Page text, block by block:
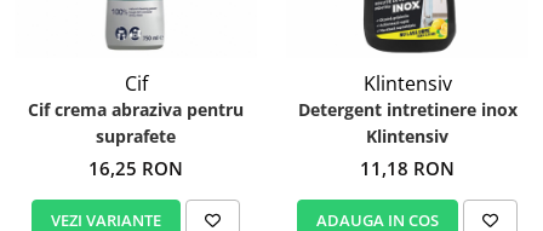
Cif
Cif crema abraziva pentru
suprafete
16,25 RON
VEZI VARIANTE
Klintensiv
Detergent intretinere inox
Klintensiv
11,18 RON
ADAUGA IN COS